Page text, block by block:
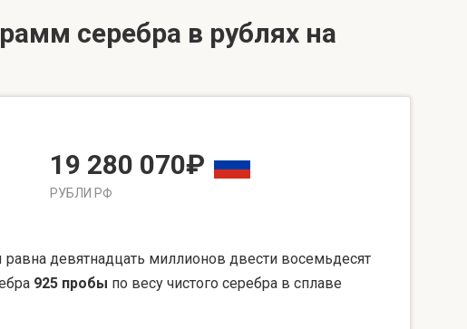
серебра в рублях на
19 280 070₽
РУБЛИ РФ
девятнадцать миллионов двести восемьдесят
925 пробы по весу чистого серебра в сплаве